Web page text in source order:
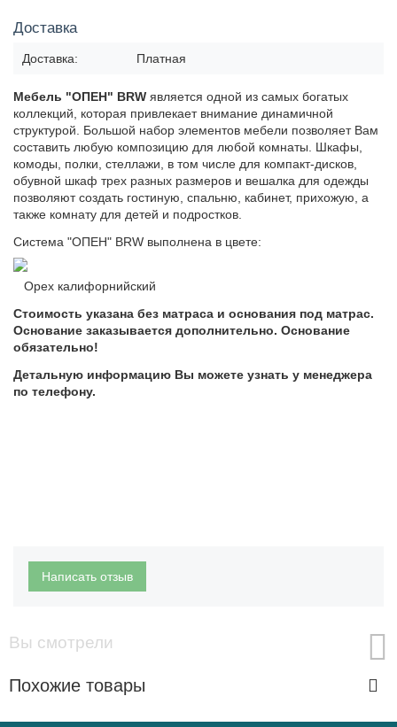
Доставка
Доставка: Платная
Мебель "ОПЕН" BRW является одной из самых богатых
коллекций, которая привлекает внимание динамичной
структурой. Большой набор элементов мебели позволяет Вам
составить любую композицию для любой комнаты. Шкафы,
комоды, полки, стеллажи, в том числе для компакт-дисков,
обувной шкаф трех разных размеров и вешалка для одежды
позволяют создать гостиную, спальню, кабинет, прихожую, а
также комнату для детей и подростков.
Система "ОПЕН" BRW выполнена в цвете:
Орех калифорнийский
Стоимость указана без матраса и основания под матрас.
Основание заказывается дополнительно. Основание
обязательно!
Детальную информацию Вы можете узнать у менеджера
по телефону.
Написать отзыв
Вы смотрели
Похожие товары